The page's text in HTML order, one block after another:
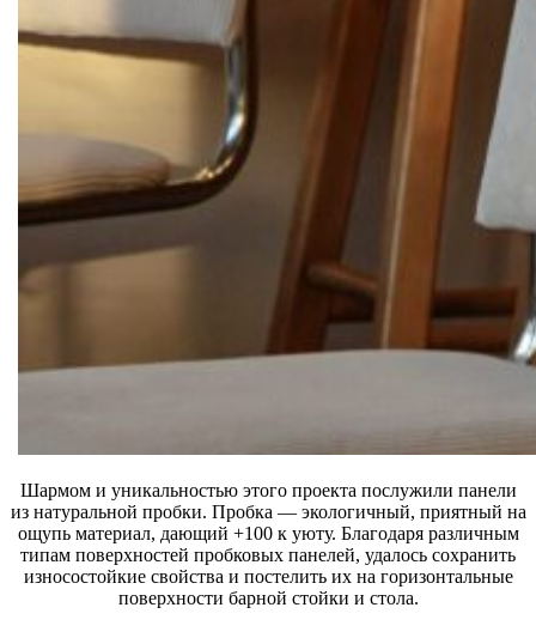
Шармом и уникальностью этого проекта послужили панели
из натуральной пробки. Пробка — экологичный, приятный на
ощупь материал, дающий +100 к уюту. Благодаря различным
типам поверхностей пробковых панелей, удалось сохранить
износостойкие свойства и постелить их на горизонтальные
поверхности барной стойки и стола.